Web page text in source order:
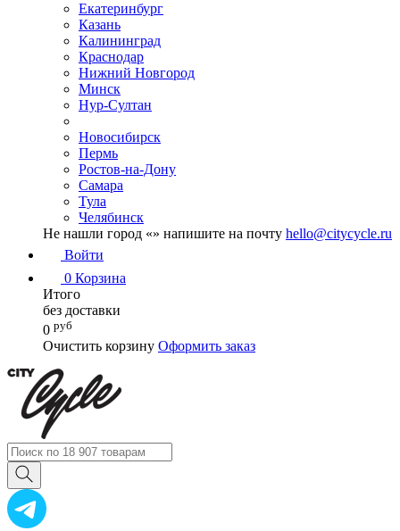
Екатеринбург
Казань
Калининград
Краснодар
Нижний Новгород
Минск
Нур-Султан
Новосибирск
Пермь
Ростов-на-Дону
Самара
Тула
Челябинск
Не нашли город «» напишите на почту hello@citycycle.ru
Войти
0 Корзина
Итого
без доставки
0 руб
Очистить корзину Оформить заказ